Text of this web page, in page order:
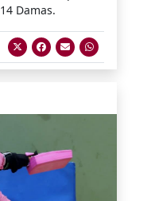
Damas.